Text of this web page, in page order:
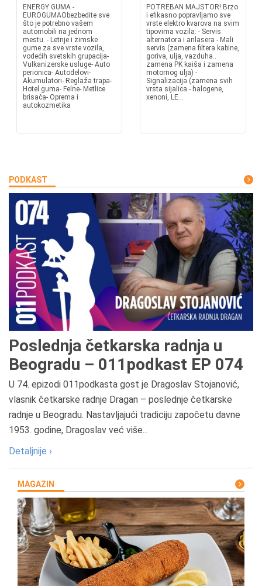
ENERGY GUMA -
EUROGUMAObezbedite sve
što je potrebno vašem
automobili na jednom
mestu. - Letnje i zimske
gume za sve vrste vozila,
vodećih svetskih grupacija-
Vulkanizerske usluge- Auto
perionica- Autodelovi-
Akumulatori- Reglaža trapa-
Hotel guma- Felne- Metlice
brisača- Oprema i
autokozmetika
POTREBAN MAJSTOR! Brzo
i efikasno popravljamo sve
vrste elektro kvarova na svim
tipovima vozila: - Servis
alternatora i anlasera - Mali
servis (zamena filtera kabine,
goriva, ulja, vazduha..
zamena PK kaiša i zamena
motornog ulja) -
Signalizacija (zamena svih
vrsta sijalica - halogene,
xenoni, LE...
PODKAST
Poslednja četkarska radnja u
Beogradu – 011podkast EP 074
U 74. epizodi 011podkasta gost je Dragoslav Stojanović,
vlasnik četkarske radnje Dragan – poslednje četkarske
radnje u Beogradu. Nastavljajući tradiciju započetu davne
1953. godine, Dragoslav već više...
Detaljnije ›
MAGAZIN